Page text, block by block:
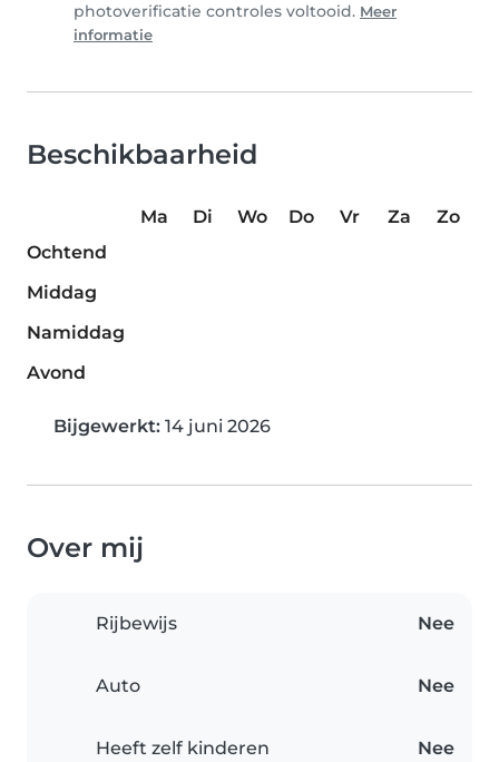
photoverificatie controles voltooid. Meer
informatie
Beschikbaarheid
Ma Di Wo Do Vr Za
Zo
Ochtend
Middag
Namiddag
Avond
Bijgewerkt: 14 juni 2026
Over mij
Rijbewijs Nee
Auto Nee
Heeft zelf kinderen Nee